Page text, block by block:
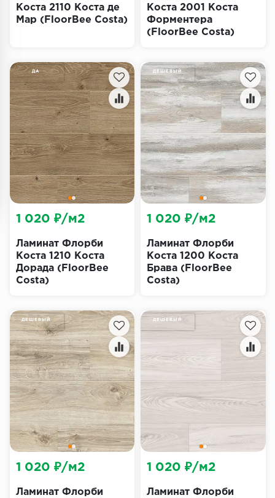
Строительные материалы
Коста 2110 Коста де
Мар (FloorBee Costa)
Коста 2001 Коста
Форментера
(FloorBee Costa)
ДА
Ламинат Флорби
Коста 1210 Коста
Дорада (FloorBee
Costa)
1 020 ₽/м2
ДЕШЕВЫЙ
Ламинат Флорби
Коста 1200 Коста
Брава (FloorBee
Costa)
1 020 ₽/м2
ДЕШЕВЫЙ
Ламинат Флорби
1 020 ₽/м2
ДЕШЕВЫЙ
Ламинат Флорби
1 020 ₽/м2